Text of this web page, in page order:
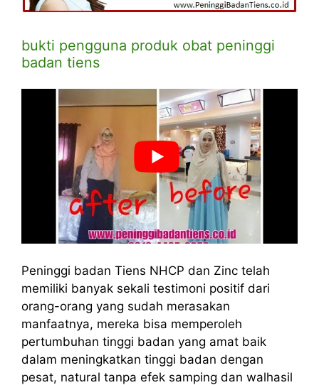
bukti pengguna produk obat peninggi
badan tiens
Peninggi badan Tiens NHCP dan Zinc telah
memiliki banyak sekali testimoni positif dari
orang-orang yang sudah merasakan
manfaatnya, mereka bisa memperoleh
pertumbuhan tinggi badan yang amat baik
dalam meningkatkan tinggi badan dengan
pesat, natural tanpa efek samping dan walhasil